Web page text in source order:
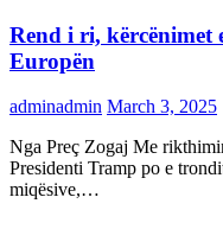
Rend i ri, kërcënimet
Europën
adminadmin March 3, 2025
Nga Preç Zogaj Me
Presidenti Tramp po e
miqësive,…